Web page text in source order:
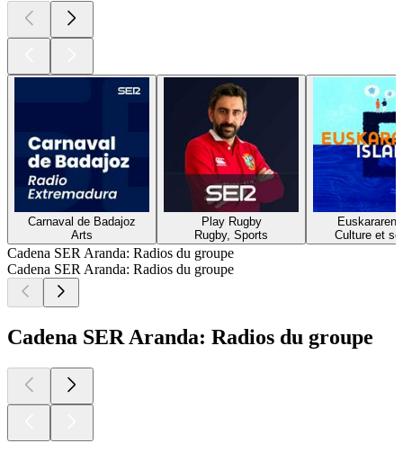
Carnaval de Badajoz
Arts
Play Rugby
Rugby, Sports
Euskararen
Culture et
Cadena SER Aranda: Radios du groupe
Cadena SER Aranda: Radios du groupe
Cadena SER Aranda: Radios du groupe